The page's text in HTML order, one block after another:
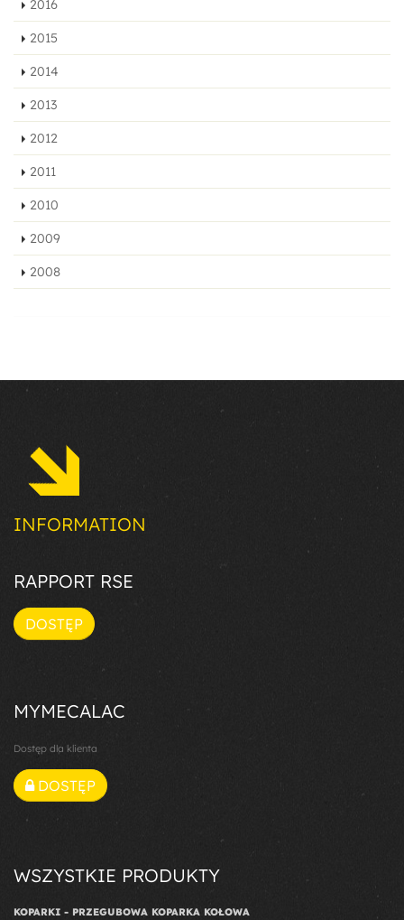
2016
2015
2014
2013
2012
2011
2010
2009
2008
INFORMATION
RAPPORT RSE
DOSTĘP
MYMECALAC
Dostęp dla klienta
DOSTĘP
WSZYSTKIE PRODUKTY
KOPARKI - PRZEGUBOWA KOPARKA KOŁOWA